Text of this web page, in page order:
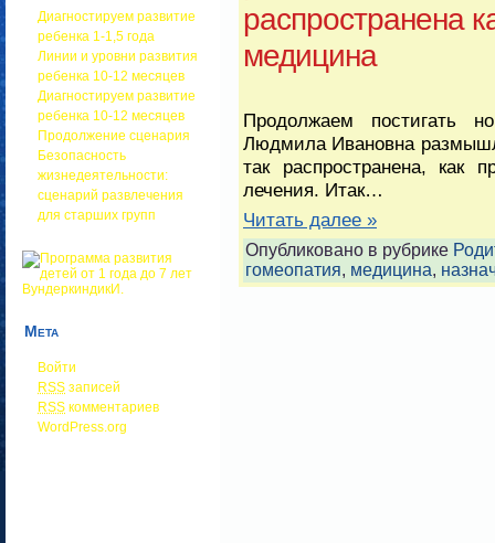
Диагностируем развитие
ребенка 1-1,5 года
Линии и уровни развития
ребенка 10-12 месяцев
Диагностируем развитие
ребенка 10-12 месяцев
Продолжение сценария
Безопасность
жизнедеятельности:
сценарий развлечения
для старших групп
Мета
Войти
RSS записей
RSS комментариев
WordPress.org
распространена
медицина
Продолжаем постигать
Людмила Ивановна
так распространена, как
лечения. Итак…
Читать далее »
Опубликовано в рубрике
гомеопатия, медицина,